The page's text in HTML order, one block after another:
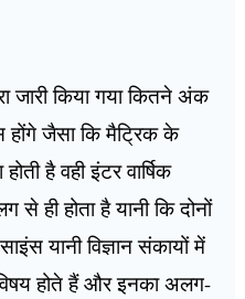
जारी किया गया कितने अंक
होंगे जैसा कि मैट्रिक के
है वही इंटर वार्षिक
से ही होता है यानी कि दोनों
यानी विज्ञान संकायों में
होते हैं और इनका अलग-